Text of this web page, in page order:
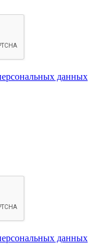
данных
данных